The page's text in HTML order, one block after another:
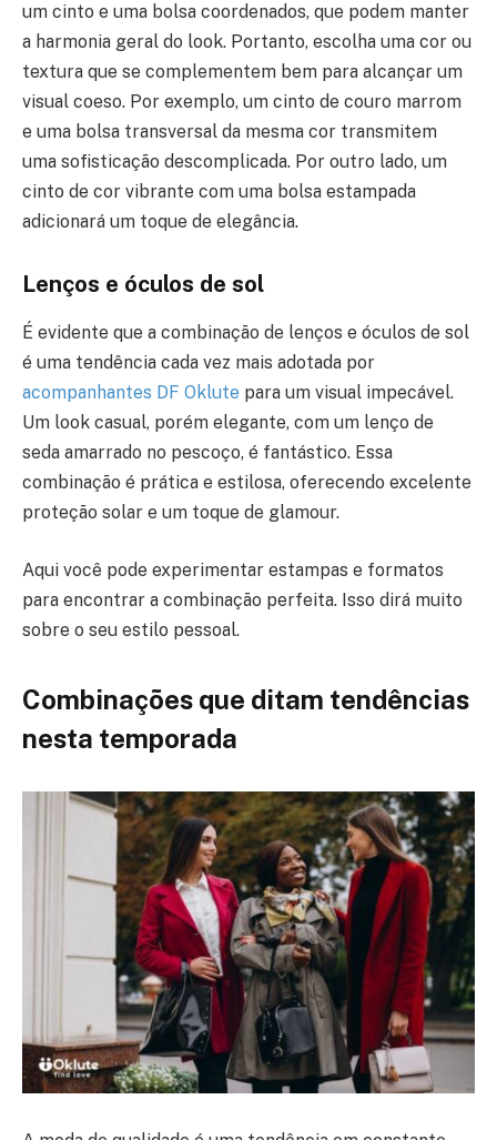
um cinto e uma bolsa coordenados, que podem manter
a harmonia geral do look. Portanto, escolha uma cor ou
textura que se complementem bem para alcançar um
visual coeso. Por exemplo, um cinto de couro marrom
e uma bolsa transversal da mesma cor transmitem
uma sofisticação descomplicada. Por outro lado, um
cinto de cor vibrante com uma bolsa estampada
adicionará um toque de elegância.
Lenços e óculos de sol
É evidente que a combinação de lenços e óculos de sol
é uma tendência cada vez mais adotada por
acompanhantes DF Oklute para um visual impecável.
Um look casual, porém elegante, com um lenço de
seda amarrado no pescoço, é fantástico. Essa
combinação é prática e estilosa, oferecendo excelente
proteção solar e um toque de glamour.
Aqui você pode experimentar estampas e formatos
para encontrar a combinação perfeita. Isso dirá muito
sobre o seu estilo pessoal.
Combinações que ditam tendências
nesta temporada